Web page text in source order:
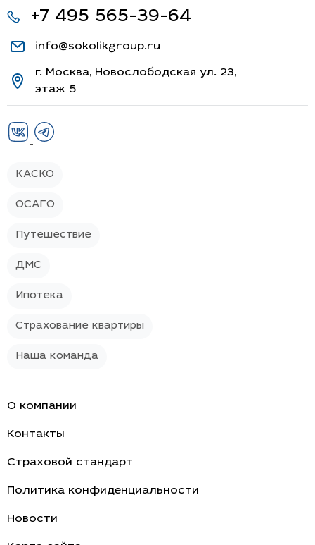
+7 495 565-39-64
info@sokolikgroup.ru
г. Москва, Новослободская ул. 23,
этаж 5
КАСКО
ОСАГО
Путешествие
ДМС
Ипотека
Страхование квартиры
Наша команда
О компании
Контакты
Страховой стандарт
Политика конфиденциальности
Новости